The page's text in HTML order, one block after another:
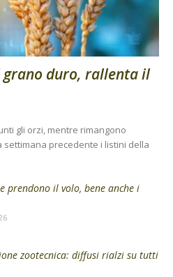
duro, rallenta il
gli orzi, mentre rimangono
precedente i listini della
prendono il volo, bene anche i
zootecnica: diffusi rialzi su tutti